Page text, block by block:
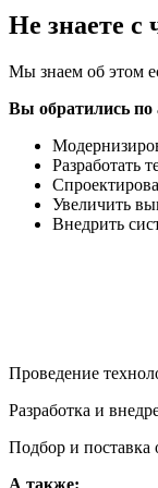
Не знаете с
Мы знаем об этом
Вы обратились по
Разработать
Увеличить
Внедрить
Проведение
Разработка и
Подбор и поставка
А также: